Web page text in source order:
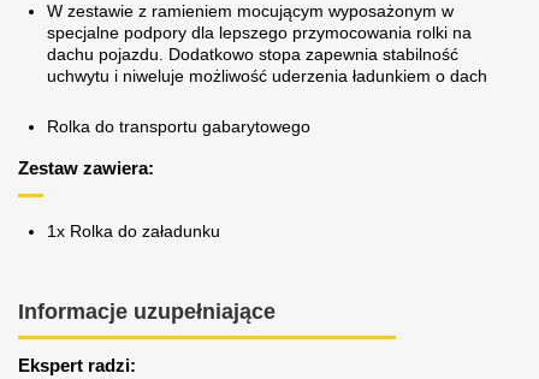
W zestawie z ramieniem mocującym wyposażonym w
specjalne podpory dla lepszego przymocowania rolki na
dachu pojazdu. Dodatkowo stopa zapewnia stabilność
uchwytu i niweluje możliwość uderzenia ładunkiem o dach
Rolka do transportu gabarytowego
Zestaw zawiera:
1x Rolka do załadunku
Informacje uzupełniające
Ekspert radzi: